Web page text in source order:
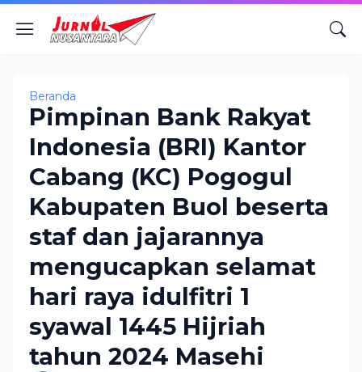
Beranda
Pimpinan Bank Rakyat
Indonesia (BRI) Kantor
Cabang (KC) Pogogul
Kabupaten Buol beserta
staf dan jajarannya
mengucapkan selamat
hari raya idulfitri 1
syawal 1445 Hijriah
tahun 2024 Masehi